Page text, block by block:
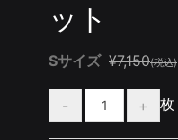
ット
Sサイズ ¥7,150(税込)
枚